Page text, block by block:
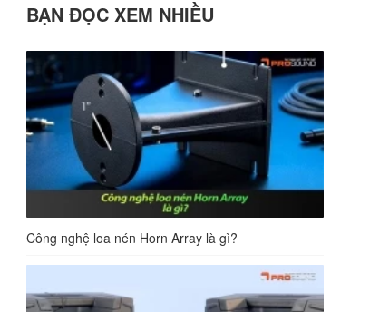
BẠN ĐỌC XEM NHIỀU
Công nghệ loa nén Horn Array là gì?